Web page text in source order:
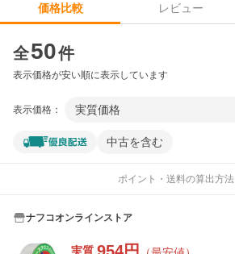
価格比較 レビュー
全50件
表示価格が安い順に表示しています
表示価格： 実質価格
中古を含む
ポイント・送料の算出方法
ナフコオンラインストア
実質